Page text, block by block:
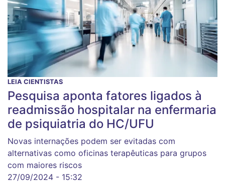
LEIA CIENTISTAS
Pesquisa aponta fatores ligados à
readmissão hospitalar na enfermaria
de psiquiatria do HC/UFU
Novas internações podem ser evitadas com
alternativas como oficinas terapêuticas para grupos
com maiores riscos
27/09/2024 - 15:32